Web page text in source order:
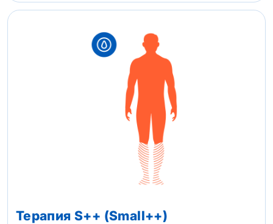
Терапия S++ (Small++)